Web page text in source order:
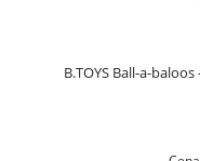
B.TOYS Ball-a-